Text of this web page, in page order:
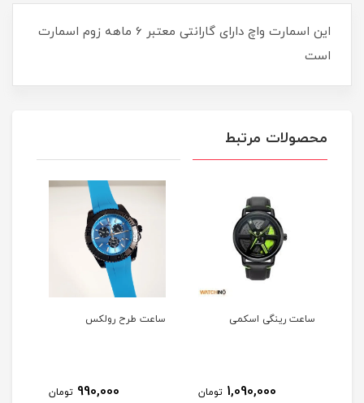
این اسمارت واچ دارای گارانتی معتبر 6 ماهه زوم اسمارت
است
محصولات مرتبط
ساعت رینگی اسکمی
1,090,000 تومان
ساعت طرح رولکس
990,000 تومان